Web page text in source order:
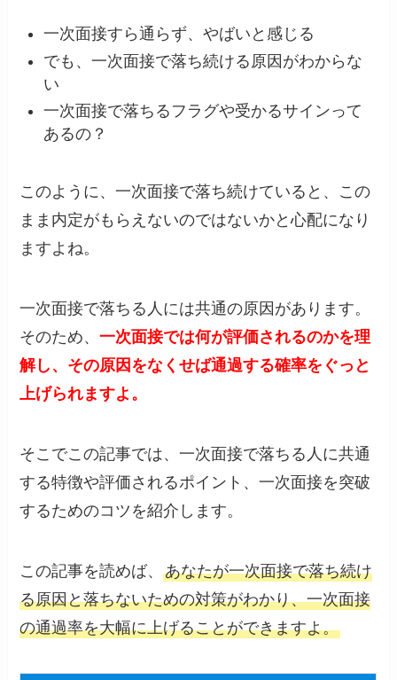
一次面接すら通らず、やばいと感じる
でも、一次面接で落ち続ける原因がわからな
い
一次面接で落ちるフラグや受かるサインって
あるの？
このように、一次面接で落ち続けていると、この
まま内定がもらえないのではないかと心配になり
ますよね。
一次面接で落ちる人には共通の原因があります。
そのため、一次面接では何が評価されるのかを理
解し、その原因をなくせば通過する確率をぐっと
上げられますよ。
そこでこの記事では、一次面接で落ちる人に共通
する特徴や評価されるポイント、一次面接を突破
するためのコツを紹介します。
この記事を読めば、あなたが一次面接で落ち続け
る原因と落ちないための対策がわかり、一次面接
の通過率を大幅に上げることができますよ。